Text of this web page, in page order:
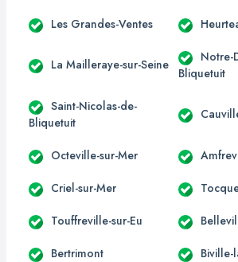
Les Grandes-Ventes
La Mailleraye-sur-Seine
Notre-
Bliquetuit
Saint-Nicolas-de-
Bliquetuit
Octeville-sur-Mer
Criel-sur-Mer
Touffreville-sur-Eu
Bertrimont Biville-